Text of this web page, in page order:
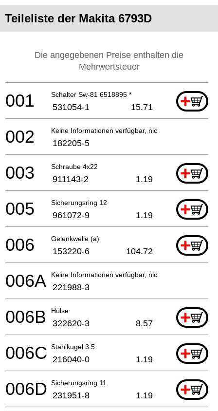
Teileliste der Makita 6793D
Die angegebenen Preise enthalten die
Mehrwertsteuer
Schalter Sw-81 6518895 * +
001 531054-1 15.71
Keine Informationen verfügbar, nicht bestellbar
002 182205-5
Schraube 4x22 +
003 911143-2 1.19
Sicherungsring 12 +
005 961072-9 1.19
Gelenkwelle (a) +
006 153220-6 104.72
Keine Informationen verfügbar, nicht bestellbar
006A 221988-3
Hülse +
006B 322620-3 8.57
Stahlkugel 3.5 +
006C 216040-0 1.19
Sicherungsring 11 +
006D 231951-8 1.19